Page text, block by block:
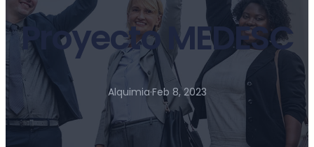
Proyecto MEDESC
Alquimia·Feb 8, 2023